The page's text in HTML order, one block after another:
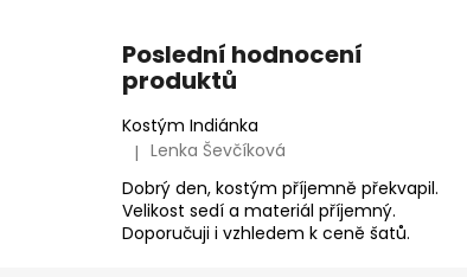
Poslední hodnocení
produktů
Kostým Indiánka
Hodnocení produktu je 5 z 5 hvězdiček.
| Lenka Ševčíková
Dobrý den, kostým příjemně překvapil.
Velikost sedí a materiál příjemný.
Doporučuji i vzhledem k ceně šatů.